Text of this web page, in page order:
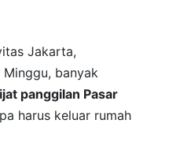
Jakarta,
Minggu, banyak
panggilan Pasar
harus keluar rumah